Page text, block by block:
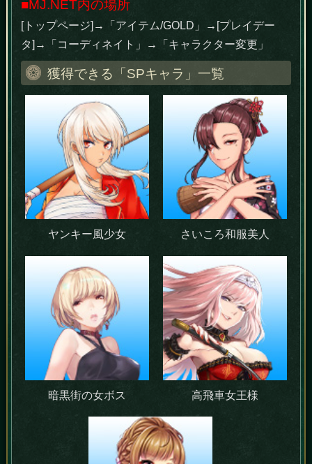
■MJ.NET内の場所
[トップページ]→「アイテム/GOLD」→[プレイデー
タ]→「コーディネイト」→「キャラクター変更」
獲得できる「SPキャラ」一覧
ヤンキー風少女 さいころ和服美人
暗黒街の女ボス 高飛車女王様